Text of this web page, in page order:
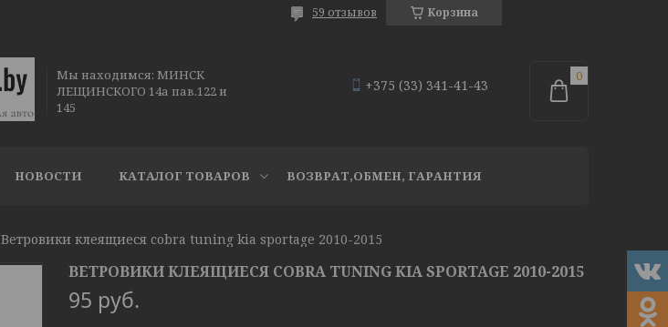
Корзина
59 отзывов
Мы находимся: МИНСК
ЛЕЩИНСКОГО 14а пав.122 и
145
+375 (33) 341-41-43
НОВОСТИ КАТАЛОГ ТОВАРОВ ВОЗВРАТ,ОБМЕН, ГАРАНТИЯ
Ветровики клеящиеся cobra tuning kia sportage 2010-2015
ВЕТРОВИКИ КЛЕЯЩИЕСЯ COBRA TUNING KIA SPORTAGE 2010-2015
95 руб.